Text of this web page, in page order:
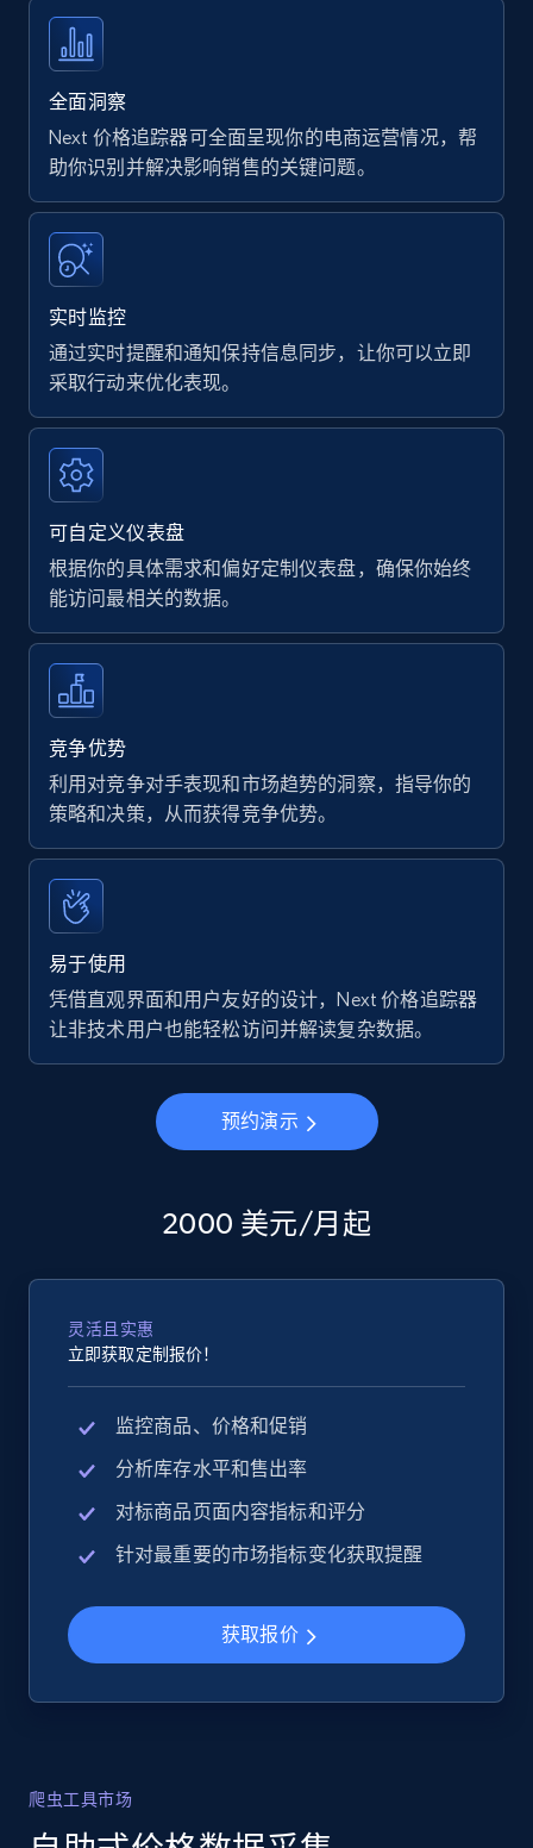
全面洞察
Next 价格追踪器可全面呈现你的电商运营情况，帮
助你识别并解决影响销售的关键问题。
实时监控
通过实时提醒和通知保持信息同步，让你可以立即
采取行动来优化表现。
可自定义仪表盘
根据你的具体需求和偏好定制仪表盘，确保你始终
能访问最相关的数据。
竞争优势
利用对竞争对手表现和市场趋势的洞察，指导你的
策略和决策，从而获得竞争优势。
易于使用
凭借直观界面和用户友好的设计，Next 价格追踪器
让非技术用户也能轻松访问并解读复杂数据。
预约演示
2000 美元/月起
灵活且实惠
立即获取定制报价！
监控商品、价格和促销
分析库存水平和售出率
对标商品页面内容指标和评分
针对最重要的市场指标变化获取提醒
获取报价
爬虫工具市场